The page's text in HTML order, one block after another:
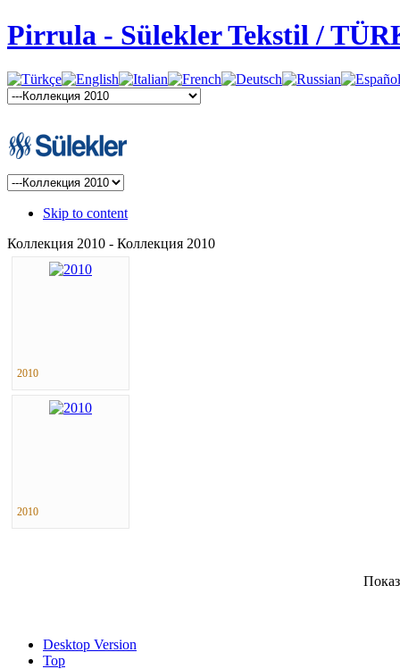
Pirrula - Sülekler Tekstil /
Skip to content
Коллекция 2010 - Коллекция 2010
2010
2010
Desktop Version
Top